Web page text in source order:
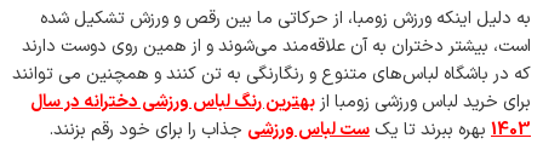
به دلیل اینکه ورزش زومبا، از حرکاتی ما بین رقص و ورزش تشکیل شده
است، بیشتر دختران به آن علاقه‌مند می‌شوند و از همین روی دوست دارند
که در باشگاه لباس‌های متنوع و رنگارنگی به تن کنند و همچنین می توانند
برای خرید لباس ورزشی زومبا از بهترین رنگ لباس ورزشی دخترانه در سال
1403 بهره ببرند تا یک ست لباس ورزشی جذاب را برای خود رقم بزنند.